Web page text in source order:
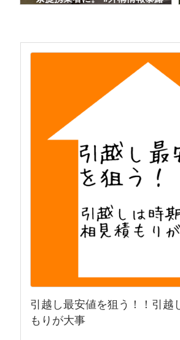
引越し最安値を狙う！！引越
もりが大事